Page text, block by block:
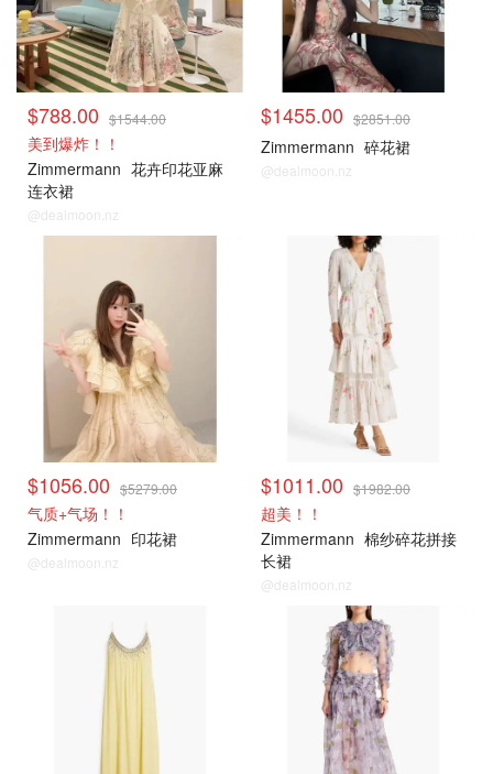
$788.00 $1544.00
美到爆炸！！
Zimmermann 花卉印花亚麻
连衣裙
@dealmoon.nz
$1455.00 $2851.00
Zimmermann 碎花裙
@dealmoon.nz
$1056.00 $5279.00
气质+气场！！
Zimmermann 印花裙
@dealmoon.nz
$1011.00 $1982.00
超美！！
Zimmermann 棉纱碎花拼接
长裙
@dealmoon.nz